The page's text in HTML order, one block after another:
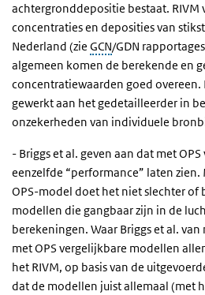
achtergronddepositie bestaat.
concentraties en deposities van
Nederland (zie GCN/GDN
algemeen komen de berekende en
concentratiewaarden goed
gewerkt aan het gedetailleerder in
onzekerheden van individuele
- Briggs et al. geven aan dat met
eenzelfde “performance” laten
OPS-model doet het niet slechter of
modellen die gangbaar zijn in de
berekeningen. Waar Briggs et al.
met OPS vergelijkbare modellen
het RIVM, op basis van de
dat de modellen juist allemaal (met